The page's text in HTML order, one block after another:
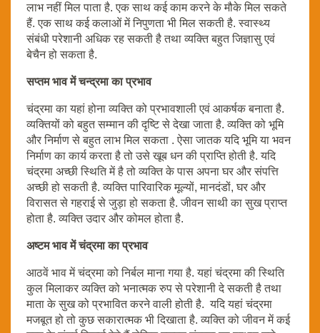
लाभ नहीं मिल पाता है. एक साथ कई काम करने के मौके मिल सकते
हैं. एक साथ कई कलाओं में निपुणता भी मिल सकती है. स्वास्थ्य
संबंधी परेशानी अधिक रह सकती है तथा व्यक्ति बहुत जिज्ञासु एवं
बेचैन हो सकता है.
सप्तम भाव में चन्द्रमा का प्रभाव
चंद्रमा का यहां होना व्यक्ति को प्रभावशाली एवं आकर्षक बनाता है.
व्यक्तियों को बहुत सम्मान की दृष्टि से देखा जाता है. व्यक्ति को भूमि
और निर्माण से बहुत लाभ मिल सकता . ऐसा जातक यदि भूमि या भवन
निर्माण का कार्य करता है तो उसे खूब धन की प्राप्ति होती है. यदि
चंद्रमा अच्छी स्थिति में है तो व्यक्ति के पास अपना घर और संपत्ति
अच्छी हो सकती है. व्यक्ति पारिवारिक मूल्यों, मानदंडों, घर और
विरासत से गहराई से जुड़ा हो सकता है. जीवन साथी का सुख प्राप्त
होता है. व्यक्ति उदार और कोमल होता है.
अष्टम भाव में चंद्रमा का प्रभाव
आठवें भाव में चंद्रमा को निर्बल माना गया है. यहां चंद्रमा की स्थिति
कुल मिलाकर व्यक्ति को भनात्मक रुप से परेशानी दे सकती है तथा
माता के सुख को प्रभावित करने वाली होती है. यदि यहां चंद्रमा
मजबूत हो तो कुछ सकारात्मक भी दिखाता है. व्यक्ति को जीवन में कई